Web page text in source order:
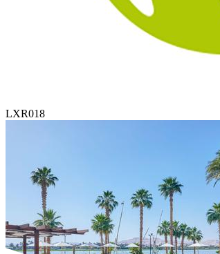
LXR018